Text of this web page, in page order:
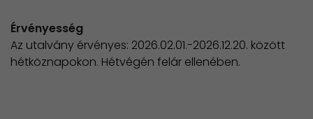
Érvényesség
Az utalvány érvényes: 2026.02.01.-2026.12.20. között
hétköznapokon. Hétvégén felár ellenében.